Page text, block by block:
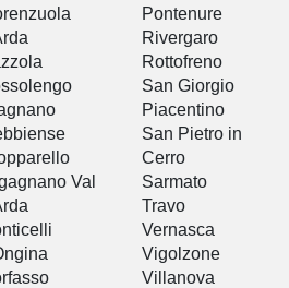
Val
Pontenure
Rivergaro
Rottofreno
San Giorgio
Piacentino
San Pietro in
Cerro
Sarmato
Travo
Vernasca
Vigolzone
Villanova